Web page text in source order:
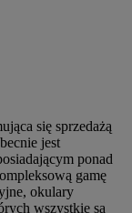
się sprzedażą
jest
ponad
gamę
okulary
wszystkie są